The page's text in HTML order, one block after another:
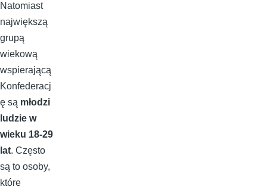
Natomiast
największą
grupą
wiekową
wspierającą
Konfederacj
ę są młodzi
ludzie w
wieku 18-29
lat. Często
są to osoby,
które